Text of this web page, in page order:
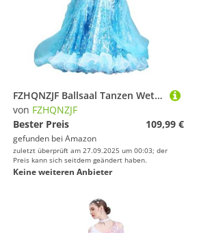
FZHQNZJF Ballsaal Tanzen Wettbewerb Kleider Waltz Flamenco Leistung Rock Flamenco Salsa Kostüme mit Strasssteinen Atmungsaktiv Nationaler Standard Tanzkleidung,Blau,L
von FZHQNZJF
Bester Preis
109,99 €
gefunden bei Amazon
zuletzt überprüft am 27.09.2025 um 00:03; der
Preis kann sich seitdem geändert haben.
Keine weiteren Anbieter